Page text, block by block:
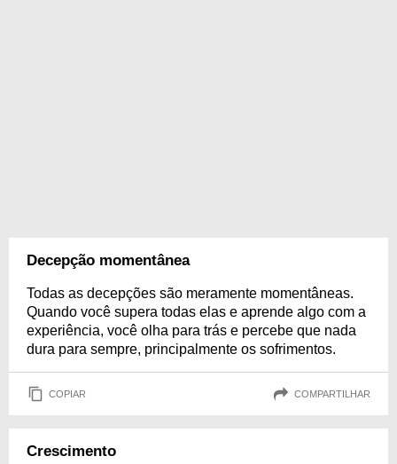
Decepção momentânea
Todas as decepções são meramente momentâneas.
Quando você supera todas elas e aprende algo com a
experiência, você olha para trás e percebe que nada
dura para sempre, principalmente os sofrimentos.
COPIAR COMPARTILHAR
Crescimento